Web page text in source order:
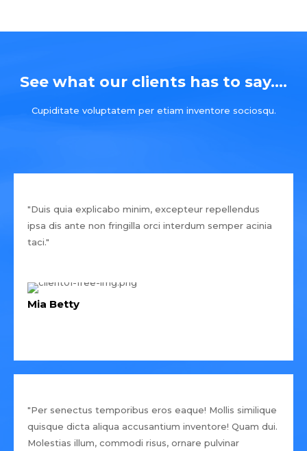
See what our clients has to say....
Cupiditate voluptatem per etiam inventore sociosqu.
"Duis quia explicabo minim, excepteur repellendus
ipsa dis ante non fringilla orci interdum semper acinia
taci."
Mia Betty
"Per senectus temporibus eros eaque! Mollis similique
quisque dicta aliqua accusantium inventore! Quam dui.
Molestias illum, commodi risus, ornare pulvinar